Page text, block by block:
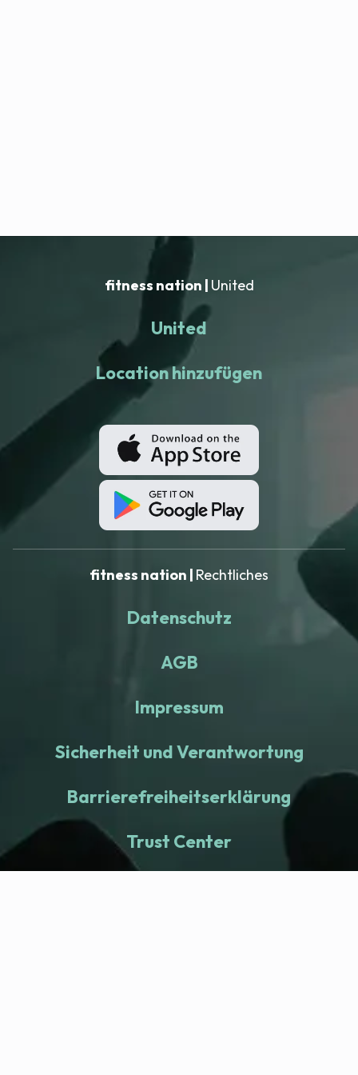
fitness nation | United
United
Location hinzufügen
fitness nation | Rechtliches
Datenschutz
AGB
Impressum
Sicherheit und Verantwortung
Barrierefreiheitserklärung
Trust Center